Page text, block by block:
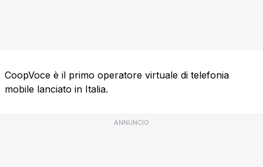
CoopVoce è il primo operatore virtuale di telefonia
mobile lanciato in Italia.
ANNUNCIO